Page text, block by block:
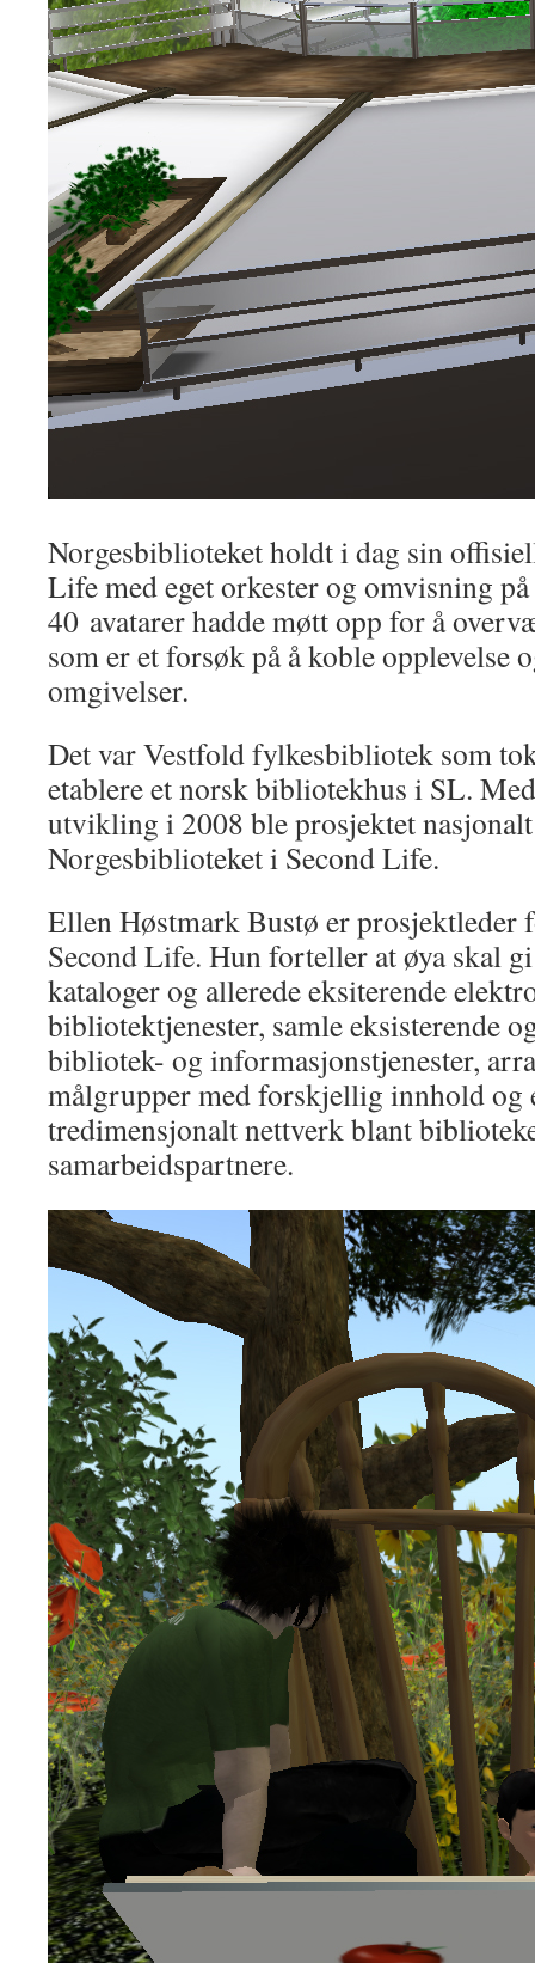
Norgesbiblioteket holdt i dag sin
Life med eget orkester og omvisning
40 avatarer hadde møtt opp for å
som er et forsøk på å koble opplevelse
omgivelser.
Det var Vestfold fylkesbibliotek som
etablere et norsk bibliotekhus i SL.
utvikling i 2008 ble prosjektet
Norgesbiblioteket i Second Life.
Ellen Høstmark Bustø er prosjektleder
Second Life. Hun forteller at øya skal
kataloger og allerede eksiterende
bibliotektjenester, samle eksisterende
bibliotek- og informasjonstjenester,
målgrupper med forskjellig innhold og
tredimensjonalt nettverk blant
samarbeidspartnere.